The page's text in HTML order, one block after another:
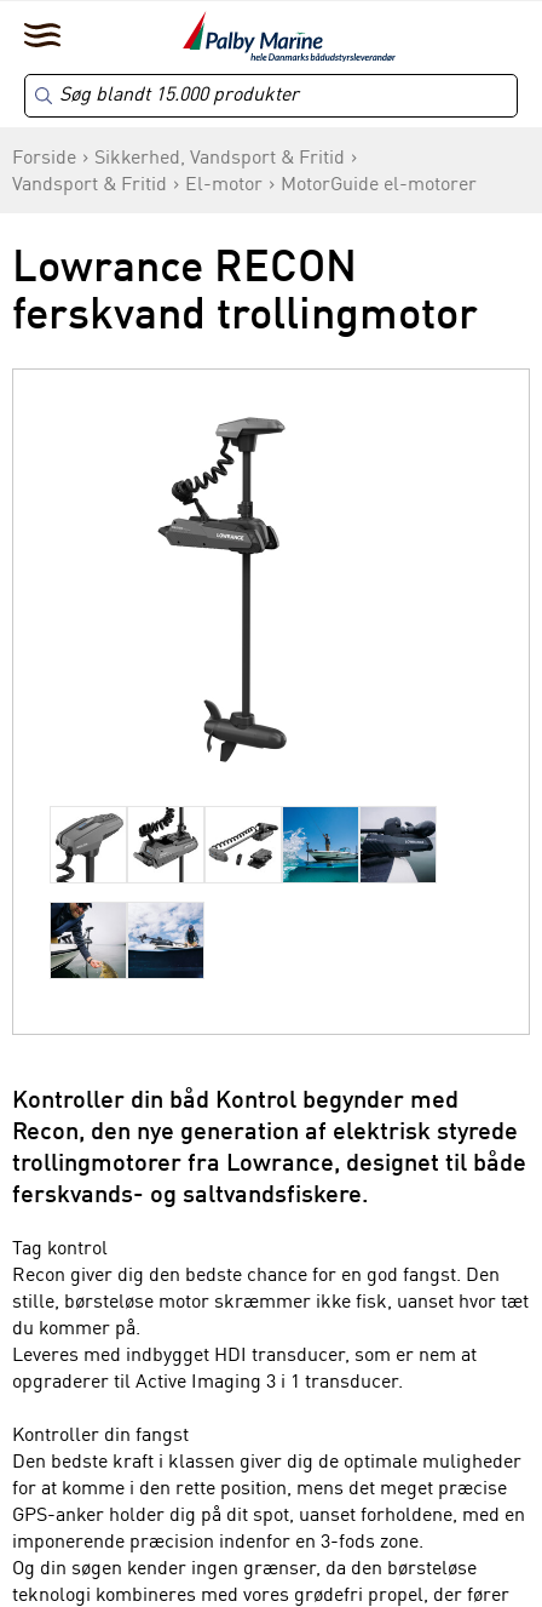
Forside
Sikkerhed, Vandsport & Fritid
Vandsport & Fritid
El-motor MotorGuide el-motorer
Lowrance RECON
ferskvand trollingmotor
Kontroller din båd Kontrol begynder med
Recon, den nye generation af elektrisk styrede
trollingmotorer fra Lowrance, designet til både
ferskvands- og saltvandsfiskere.
Tag kontrol
Recon giver dig den bedste chance for en god fangst. Den
stille, børsteløse motor skræmmer ikke fisk, uanset hvor tæt
du kommer på.
Leveres med indbygget HDI transducer, som er nem at
opgraderer til Active Imaging 3 i 1 transducer.
Kontroller din fangst
Den bedste kraft i klassen giver dig de optimale muligheder
for at komme i den rette position, mens det meget præcise
GPS-anker holder dig på dit spot, uanset forholdene, med en
imponerende præcision indenfor en 3-fods zone.
Og din søgen kender ingen grænser, da den børsteløse
teknologi kombineres med vores grødefri propel, der fører